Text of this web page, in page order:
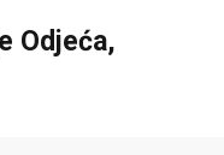
Odjeća,